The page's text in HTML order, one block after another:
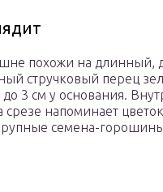
похожи на длинный,
стручковый перец
3 см у основания.
срезе напоминает
семена-